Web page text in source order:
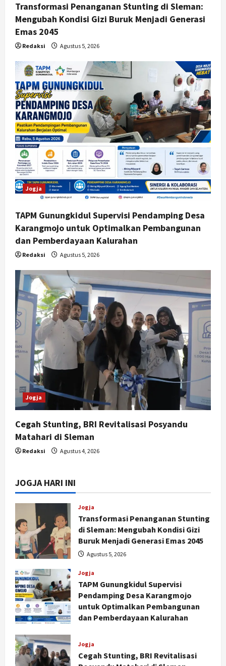
Transformasi Penanganan Stunting di Sleman:
Mengubah Kondisi Gizi Buruk Menjadi Generasi
Emas 2045
Redaksi Agustus 5, 2026
Jogja
TAPM Gunungkidul Supervisi Pendamping Desa
Karangmojo untuk Optimalkan Pembangunan
dan Pemberdayaan Kalurahan
Redaksi Agustus 5, 2026
Jogja
Cegah Stunting, BRI Revitalisasi Posyandu
Matahari di Sleman
Redaksi Agustus 4, 2026
JOGJA HARI INI
Jogja
Transformasi Penanganan Stunting
di Sleman: Mengubah Kondisi Gizi
Buruk Menjadi Generasi Emas 2045
Agustus 5, 2026
Jogja
TAPM Gunungkidul Supervisi
Pendamping Desa Karangmojo
untuk Optimalkan Pembangunan
dan Pemberdayaan Kalurahan
Jogja
Cegah Stunting, BRI Revitalisasi